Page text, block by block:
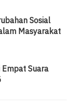
Sosial
Masyarakat
Empat Suara